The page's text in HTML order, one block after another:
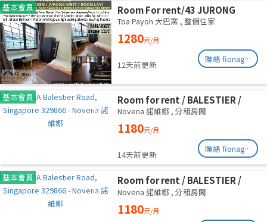
基本會員
Room For rent/43 JURONG
EAST AVENUE 1, PARC OASIS
BLK HIBISCUS 60977
Road/commen /for 1pax/
Available Immediate
Toa Payoh 大巴窯 , 整個住家
1280元/月
12天前更新
聯絡 fionag@transinex.com.sg
基本會員
Room for rent / BALESTIER /
NOVENA / Common room / 1pax
stay / Available immediate
Novena 諾維娜 , 分租房間
1180元/月
14天前更新
聯絡 fionag@transinex.com.sg
基本會員
Room for rent / BALESTIER /
NOVENA / Common room / 1pax
stay / Available immediate
Novena 諾維娜 , 分租房間
1180元/月